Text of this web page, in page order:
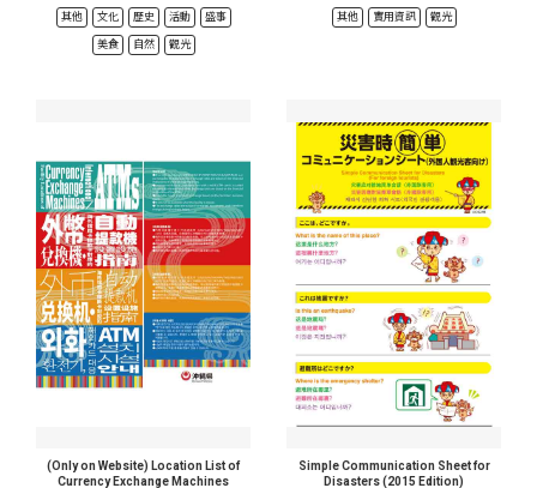
其他 文化 歷史 活動 盛事
美食 自然 觀光
其他 實用資訊 觀光
(Only on Website) Location List of
Currency Exchange Machines
Simple Communication Sheet for
Disasters (2015 Edition)